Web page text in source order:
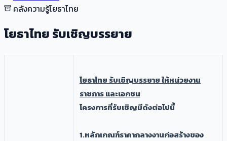
คลังความรู้โยธาไทย
โยธาไทย รับเชิญบรรยาย
​โยธาไทย รับเชิญบรรยาย ให้หน่วยงาน
ราชการ และเอกชน
โครงการที่รับเชิญมีดังต่อไปนี้
1.หลักเกณฑ์ราคากลางงานก่อสร้างของ